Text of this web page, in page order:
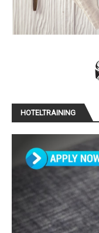
HOTELTRAINING